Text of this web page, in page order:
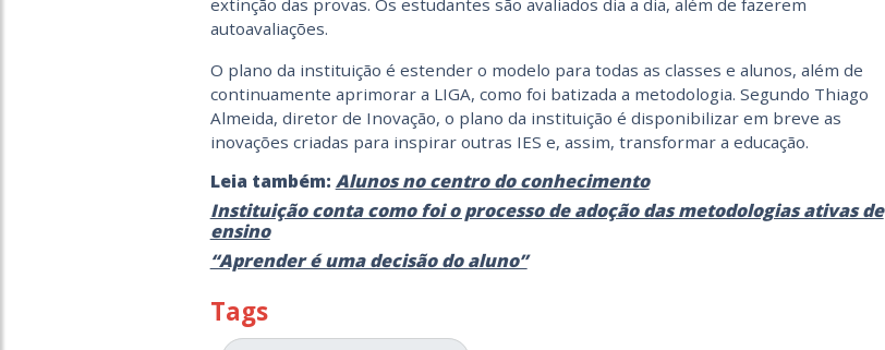
extinção das provas. Os estudantes são avaliados dia a dia, além de fazerem
autoavaliações.
O plano da instituição é estender o modelo para todas as classes e alunos, além de
continuamente aprimorar a LIGA, como foi batizada a metodologia. Segundo Thiago
Almeida, diretor de Inovação, o plano da instituição é disponibilizar em breve as
inovações criadas para inspirar outras IES e, assim, transformar a educação.
Leia também: Alunos no centro do conhecimento
Instituição conta como foi o processo de adoção das metodologias ativas de
ensino
“Aprender é uma decisão do aluno”
Tags